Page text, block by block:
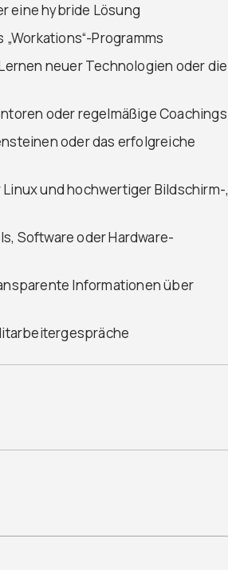
eine hybride Lösung
Programms
neuer Technologien oder die
oder regelmäßige Coachings
oder das erfolgreiche
und hochwertiger Bildschirm-,
Software oder Hardware-
Informationen über